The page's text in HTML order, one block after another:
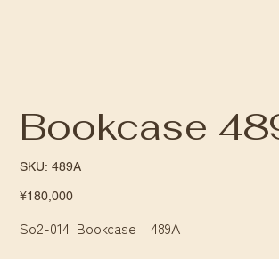
Bookcase
SKU:
SKU
489A
489A
Price
¥180,000
So2-014 Bookcase 489A